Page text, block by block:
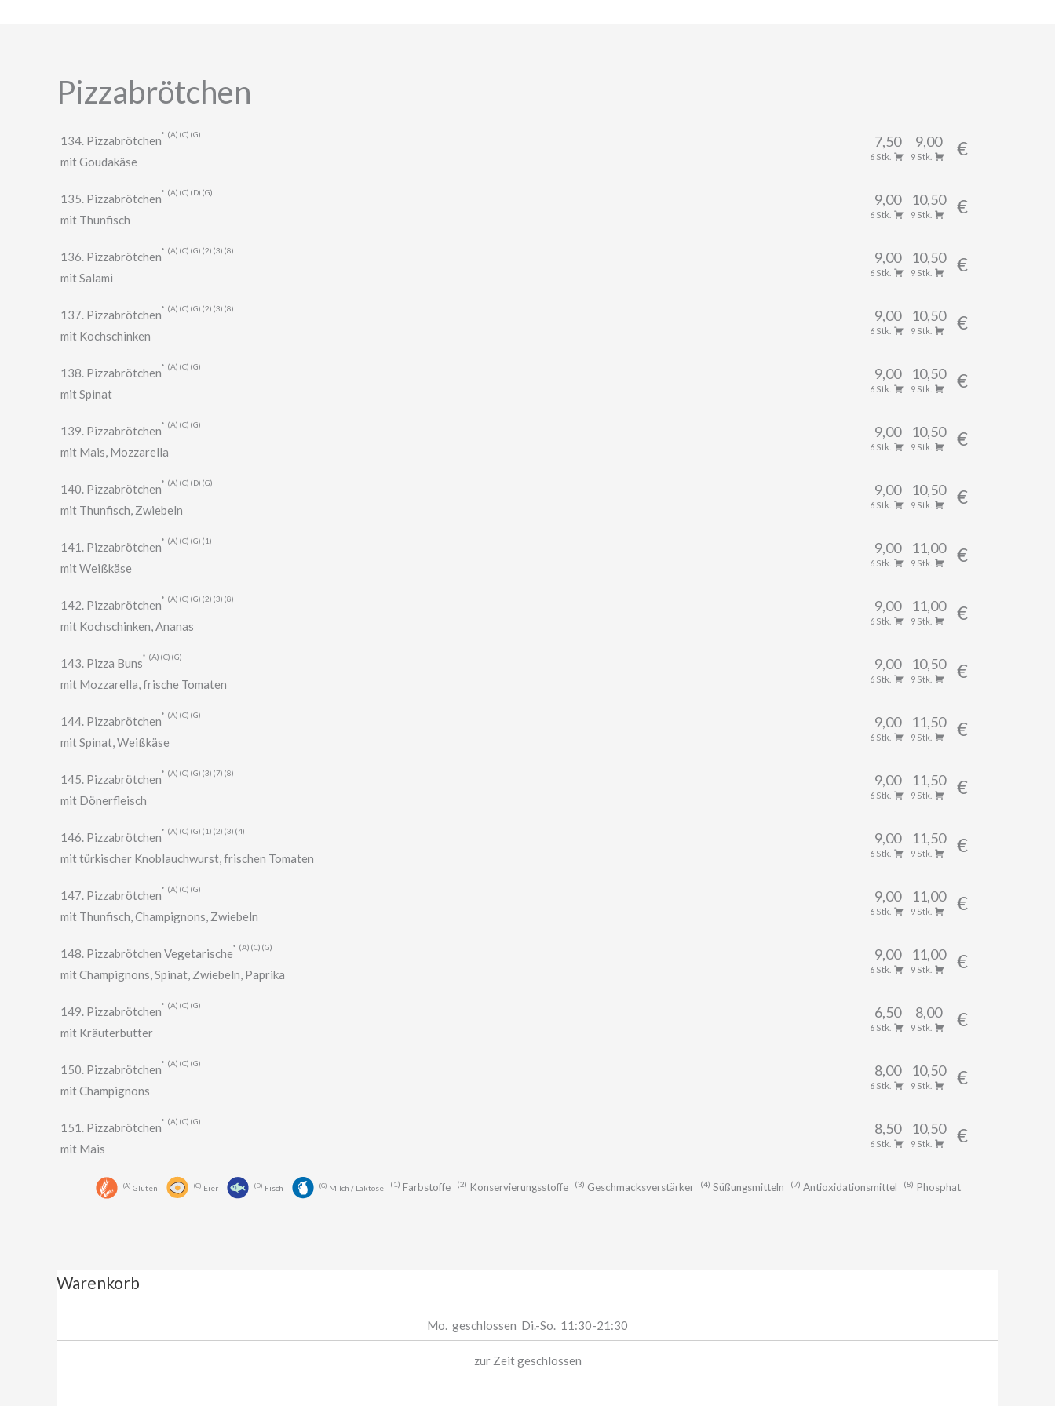
Pizzabrötchen
134. Pizzabrötchen A C G 7,50
6 Stk.
9,00
9 Stk. €
mit Goudakäse
135. Pizzabrötchen A C D G 9,00
6 Stk.
10,50
9 Stk. €
mit Thunfisch
136. Pizzabrötchen A C G 2 3 8 9,00
6 Stk.
10,50
9 Stk. €
mit Salami
137. Pizzabrötchen A C G 2 3 8 9,00
6 Stk.
10,50
9 Stk. €
mit Kochschinken
138. Pizzabrötchen A C G 9,00
6 Stk.
10,50
9 Stk. €
mit Spinat
139. Pizzabrötchen A C G 9,00
6 Stk.
10,50
9 Stk. €
mit Mais, Mozzarella
140. Pizzabrötchen A C D G 9,00
6 Stk.
10,50
9 Stk. €
mit Thunfisch, Zwiebeln
141. Pizzabrötchen A C G 1 9,00
6 Stk.
11,00
9 Stk. €
mit Weißkäse
142. Pizzabrötchen A C G 2 3 8 9,00
6 Stk.
11,00
9 Stk. €
mit Kochschinken, Ananas
143. Pizza Buns A C G 9,00
6 Stk.
10,50
9 Stk. €
mit Mozzarella, frische Tomaten
144. Pizzabrötchen A C G 9,00
6 Stk.
11,50
9 Stk. €
mit Spinat, Weißkäse
145. Pizzabrötchen A C G 3 7 8 9,00
6 Stk.
11,50
9 Stk. €
mit Dönerfleisch
146. Pizzabrötchen A C G 1 2 3 4 9,00
6 Stk.
11,50
9 Stk. €
mit türkischer Knoblauchwurst, frischen Tomaten
147. Pizzabrötchen A C G 9,00
6 Stk.
11,00
9 Stk. €
mit Thunfisch, Champignons, Zwiebeln
148. Pizzabrötchen Vegetarische A C G 9,00
6 Stk.
11,00
9 Stk. €
mit Champignons, Spinat, Zwiebeln, Paprika
149. Pizzabrötchen A C G 6,50
6 Stk.
8,00
9 Stk. €
mit Kräuterbutter
150. Pizzabrötchen A C G 8,00
6 Stk.
10,50
9 Stk. €
mit Champignons
151. Pizzabrötchen A C G 8,50
6 Stk.
10,50
9 Stk. €
mit Mais
A Gluten C Eier D Fisch G Milch / Laktose 1 Farbstoffe 2 Konservierungsstoffe 3 Geschmacksverstärker 4 Süßungsmitteln 7 Antioxidationsmittel 8 Phosphat
Warenkorb
Mo. geschlossen Di.-So. 11:30-21:30
zur Zeit geschlossen